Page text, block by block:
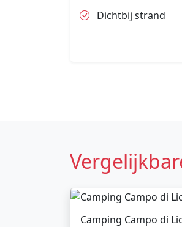
Dichtbij strand
Camping Campo di